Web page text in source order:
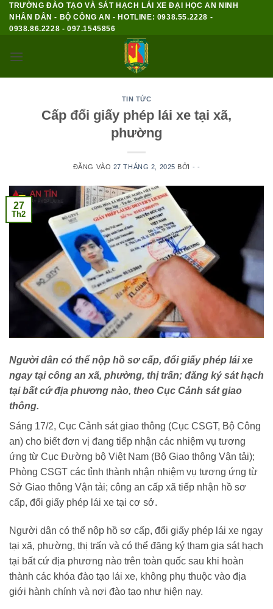
Bỏ
qua
dung
TRƯỜNG ĐÀO TẠO VÀ SÁT HẠCH LÁI XE ĐẠI HỌC AN NINH
NHÂN DÂN - BỘ CÔNG AN - HOTLINE: 0938.55.2228 -
0938.86.2228 - 097.1545856
TIN TỨC
Cấp đổi giấy phép lái xe tại xã,
phường
ĐĂNG VÀO 27 THÁNG 2, 2025 BỞI - -
27
Th2
Người dân có thể nộp hồ sơ cấp, đổi giấy phép lái xe
ngay tại công an xã, phường, thị trấn; đăng ký sát hạch
tại bất cứ địa phương nào, theo Cục Cảnh sát giao
thông.
Sáng 17/2, Cục Cảnh sát giao thông (Cục CSGT, Bộ Công
an) cho biết đơn vị đang tiếp nhận các nhiệm vụ tương
ứng từ Cục Đường bộ Việt Nam (Bộ Giao thông Vận tải);
Phòng CSGT các tỉnh thành nhận nhiệm vụ tương ứng từ
Sở Giao thông Vận tải; công an cấp xã tiếp nhận hồ sơ
cấp, đổi giấy phép lái xe tại cơ sở.
Người dân có thể nộp hồ sơ cấp, đổi giấy phép lái xe ngay
tại xã, phường, thị trấn và có thể đăng ký tham gia sát hạch
tại bất cứ địa phương nào trên toàn quốc sau khi hoàn
thành các khóa đào tạo lái xe, không phụ thuộc vào địa
giới hành chính và nơi đào tạo như hiện nay.